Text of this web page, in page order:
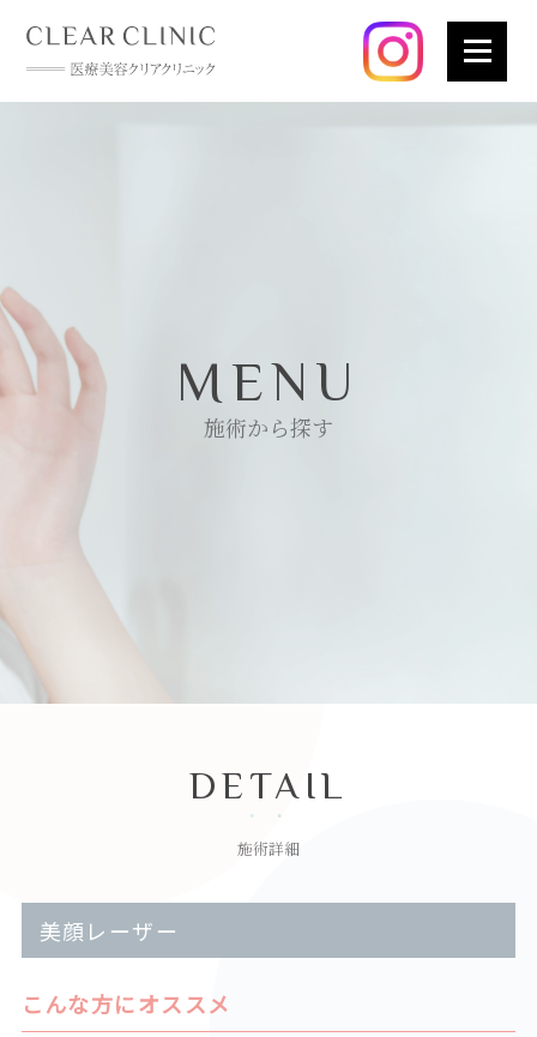
MENU
施術から探す
DETAIL
施術詳細
美顔レーザー
こんな方にオススメ